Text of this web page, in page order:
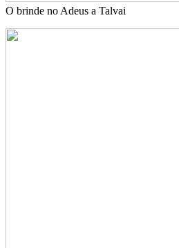
O brinde no Adeus a Talvai